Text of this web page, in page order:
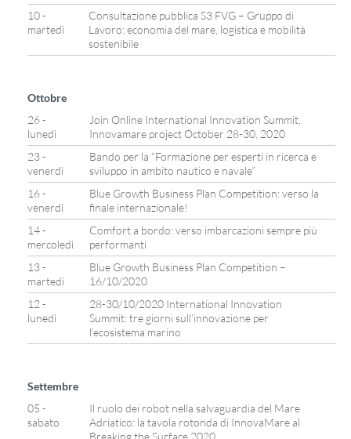
10 -
martedì
Consultazione pubblica S3 FVG – Gruppo di
Lavoro: economia del mare, logistica e mobilità
sostenibile
Ottobre
26 -
lunedì
Join Online International Innovation Summit,
Innovamare project October 28-30, 2020
23 -
venerdì
Bando per la “Formazione per esperti in ricerca e
sviluppo in ambito nautico e navale”
16 -
venerdì
Blue Growth Business Plan Competition: verso la
finale internazionale!
14 -
mercoledì
Comfort a bordo: verso imbarcazioni sempre più
performanti
13 -
martedì
Blue Growth Business Plan Competition –
16/10/2020
12 -
lunedì
28-30/10/2020 International Innovation
Summit: tre giorni sull’innovazione per
l’ecosistema marino
Settembre
05 -
sabato
Il ruolo dei robot nella salvaguardia del Mare
Adriatico: la tavola rotonda di InnovaMare al
Breaking the Surface 2020